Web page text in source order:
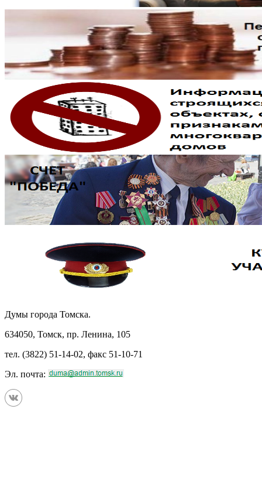
Думы города Томска.
634050, Томск, пр. Ленина, 105
тел. (3822) 51-14-02, факс 51-10-71
Эл. почта: